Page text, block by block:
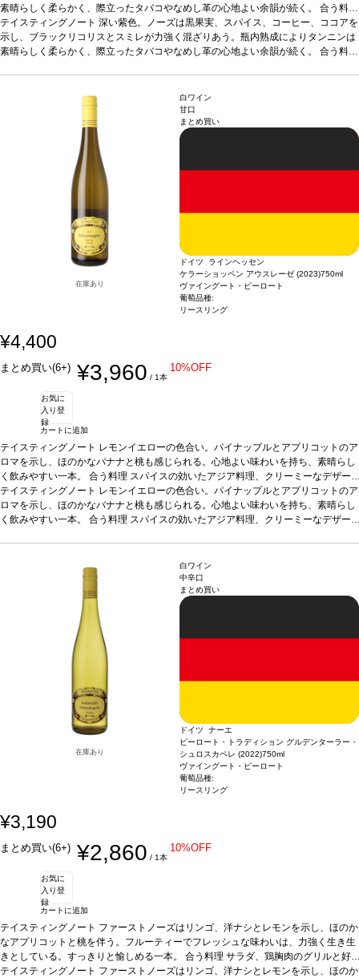
素晴らしく柔らかく、際立ったタバコやなめし革の心地よい余韻が続く。 合う料理
チェリーとバルサミコ酢のソースをかけたローストしたウズラ、プロヴァンス風ビ
ーフシチューなどと好相性葡萄品種60%グルナッシュ、20%シラー、15%ムール
ヴェードル、5%ミュスカルダン*本ヴィンテージが在庫切れの場合、在庫があり価
テイスティングノート 深い紫色。ノーズは黒果実、スパイス、コーヒー、ココアを
示し、ブラックリコリスとスミレが力強く混ざりあう。瓶内熟成によりタンニンは
素晴らしく柔らかく、際立ったタバコやなめし革の心地よい余韻が続く。 合う料理
ヴェードル、5%ミュスカルダン
*本ヴィンテージが在庫切れの場合、在庫があり価
格が同様の場合は自動的に次のヴィンテージに変更されます、ご了承ください。
在庫あり
白ワイン
甘口
まとめ買い
ドイツ ラインヘッセン
ケラーショッペン アウスレーゼ (2023)750ml
ヴァイングート・ピーロート
葡萄品種:
リースリング
¥4,400
まとめ買い(6+) ¥3,960 / 1本
10%OFF
お気に
入り登
録
カートに追加
テイスティングノート レモンイエローの色合い。パイナップルとアプリコットのア
ロマを示し、ほのかなバナナと桃も感じられる。心地よい味わいを持ち、素晴らし
く飲みやすい一本。 合う料理 スパイスの効いたアジア料理、クリーミーなデザー
トなどと好相性。葡萄品種リースリング*本ヴィンテージが在庫切れの場合、在庫
があり価格が同様の場合は自動的に次のヴィンテージに変更されますのでご了承く
ださい。
テイスティングノート レモンイエローの色合い。パイナップルとアプリコットのア
ロマを示し、ほのかなバナナと桃も感じられる。心地よい味わいを持ち、素晴らし
く飲みやすい一本。 合う料理 スパイスの効いたアジア料理、クリーミーなデザー
在庫あり
白ワイン
中辛口
まとめ買い
ドイツ ナーエ
ピーロート・トラディション グルデンターラー・
シュロスカペレ (2022)750ml
ヴァイングート・ピーロート
葡萄品種:
リースリング
¥3,190
まとめ買い(6+) ¥2,860 / 1本
10%OFF
お気に
入り登
録
カートに追加
テイスティングノート ファーストノーズはリンゴ、洋ナシとレモンを示し、ほのか
なアプリコットと桃を伴う。フルーティーでフレッシュな味わいは、力強く生き生
きとしている。すっきりと愉しめる一本。 合う料理 サラダ、鶏胸肉のグリルと好
相性葡萄品種リースリング*本ヴィンテージが在庫切れの場合、在庫があり価格が
テイスティングノート ファーストノーズはリンゴ、洋ナシとレモンを示し、ほのか